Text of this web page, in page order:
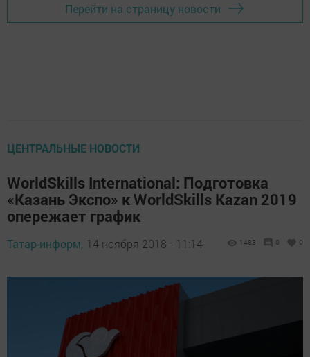
Перейти на страницу новости
ЦЕНТРАЛЬНЫЕ НОВОСТИ
WorldSkills International: Подготовка
«Казань Экспо» к WorldSkills Kazan 2019
опережает график
Татар-информ, 14 ноября 2018 - 11:14 1483 0 0